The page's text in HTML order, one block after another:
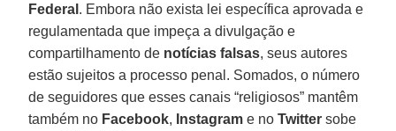
Federal . Embora não exista lei específica aprovada e
regulamentada que impeça a divulgação e
compartilhamento de notícias falsas, seus autores
estão sujeitos a processo penal. Somados, o número
de seguidores que esses canais “religiosos” mantêm
também no Facebook, Instagram e noTwitter sobe